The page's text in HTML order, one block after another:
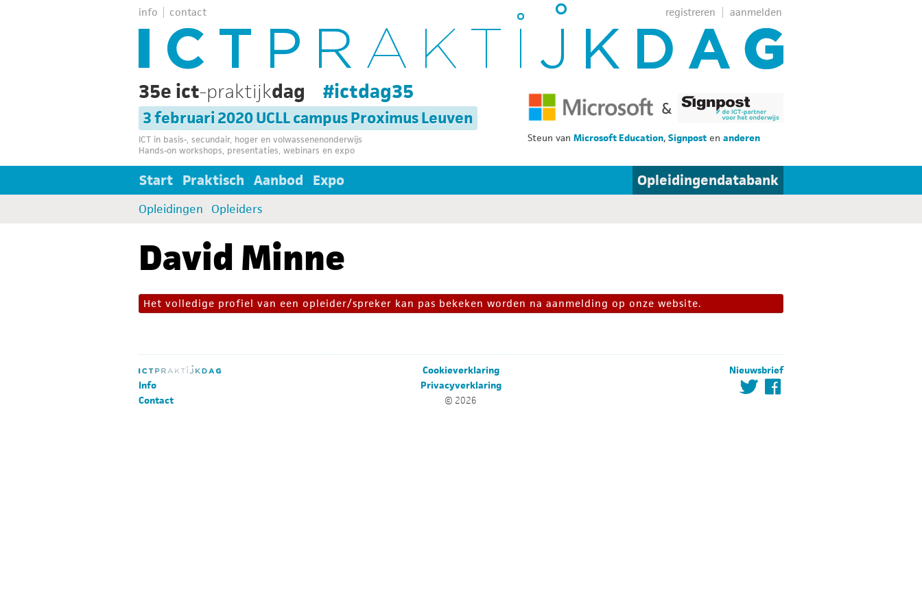
info contact aanmelden
registreren
&
Steun van Microsoft Education, Signpost en anderen
35e ict-praktijkdag #ictdag35
3 februari 2020 UCLL campus Proximus Leuven
ICT in basis-, secundair, hoger en volwassenenonderwijs
Hands-on workshops, presentaties, webinars en expo
Start Praktisch Aanbod Expo Opleidingendatabank
Opleidingen Opleiders
David Minne
Het volledige profiel van een opleider/spreker kan pas bekeken worden na aanmelding op onze website.
Info
Contact
Cookieverklaring
Privacyverklaring
© 2026
Nieuwsbrief